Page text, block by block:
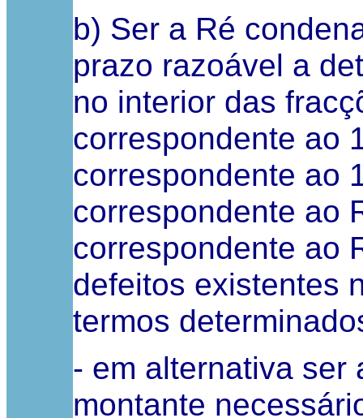
b) Ser a Ré
prazo razoável a
no interior das
correspondente ao
correspondente ao
correspondente ao
correspondente ao
defeitos existentes
termos
- em alternativa ser
montante